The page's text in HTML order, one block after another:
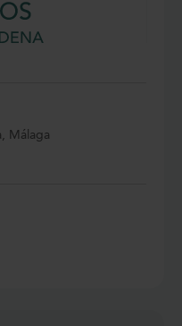
de la Costa del
Fuengirola o Mijas.
Málaga